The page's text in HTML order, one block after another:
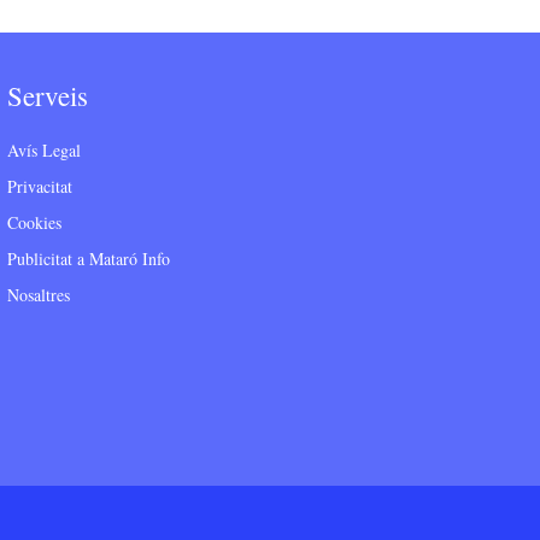
Serveis
Avís Legal
Privacitat
Cookies
Publicitat a Mataró Info
Nosaltres